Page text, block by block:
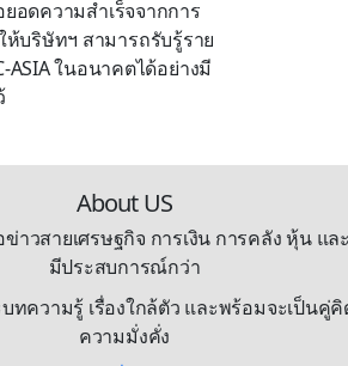
อดความสำเร็จจากการ
ห้บริษัทฯ สามารถรับรู้ราย
ASIA ในอนาคตได้อย่างมี
About US
าวสายเศรษฐกิจ การเงิน การคลัง หุ้น แล
มีประสบการณ์กว่า
ทความรู้ เรื่องใกล้ตัว และพร้อมจะเป็นคู่
ความมั่งคั่ง